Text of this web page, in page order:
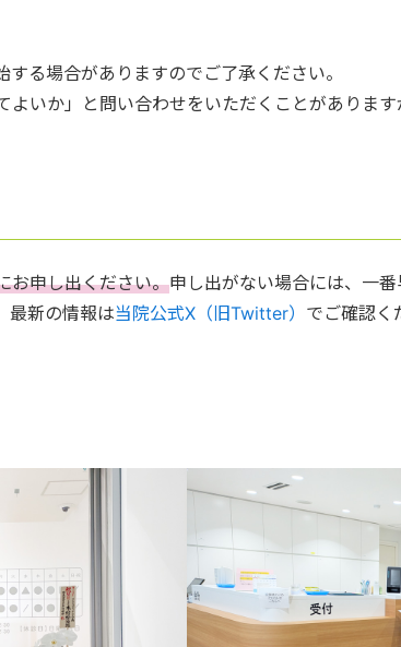
る場合がありますのでご了承ください。
いか」と問い合わせをいただくことがあります
お申し出ください。申し出がない場合には、一
最新の情報は当院公式X（旧Twitter） でご確認く